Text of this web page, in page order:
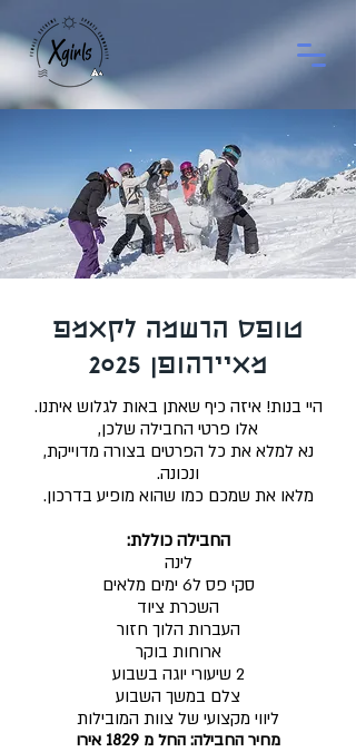
טופס הרשמה לקאמפ
מאיירהופן 2025
היי בנות! איזה כיף שאתן באות לגלוש איתנו.
אלו פרטי החבילה שלכן,
נא למלא את כל הפרטים בצורה מדוייקת,
ונכונה.
מלאו את שמכם כמו שהוא מופיע בדרכון.
החבילה כוללת:
לינה
סקי פס ל6 ימים מלאים
השכרת ציוד
העברות הלוך חזור
ארוחות בוקר
2 שיעורי יוגה בשבוע
צלם במשך השבוע
ליווי מקצועי של צוות המובילות
מחיר החבילה: החל מ 1 829 אירו